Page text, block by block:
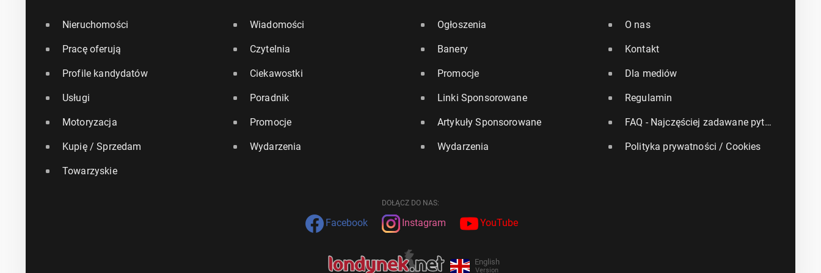
Nieruchomości
Pracę oferują
Profile kandydatów
Usługi
Motoryzacja
Kupię / Sprzedam
Towarzyskie
Wiadomości
Czytelnia
Ciekawostki
Poradnik
Promocje
Wydarzenia
Ogłoszenia
Banery
Promocje
Linki Sponsorowane
Artykuły Sponsorowane
Wydarzenia
O nas
Kontakt
Dla mediów
Regulamin
FAQ - Najczęściej zadawane pytania
Polityka prywatności / Cookies
DOŁĄCZ DO NAS:
Facebook Instagram YouTube
English
Version